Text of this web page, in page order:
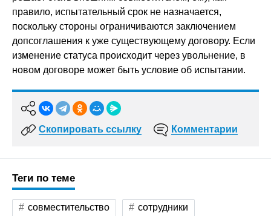
правило, испытательный срок не назначается,
поскольку стороны ограничиваются заключением
допсоглашения к уже существующему договору. Если
изменение статуса происходит через увольнение, в
новом договоре может быть условие об испытании.
Скопировать ссылку Комментарии
Теги по теме
совместительство сотрудники